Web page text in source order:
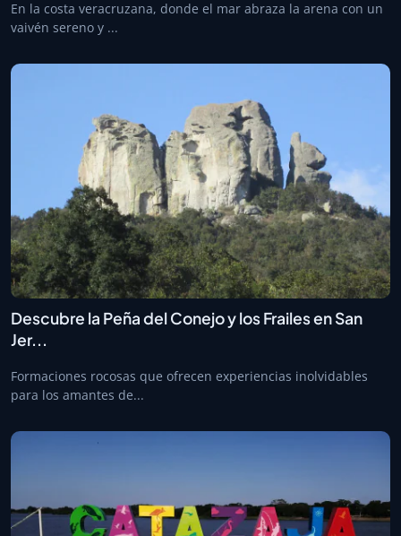
En la costa veracruzana, donde el mar abraza la arena con un
vaivén sereno y ...
Descubre la Peña del Conejo y los Frailes en San
Jer...
Formaciones rocosas que ofrecen experiencias inolvidables
para los amantes de...